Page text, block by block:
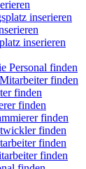
inserieren
inserieren
Personal finden
finden
finden
finden
finden
finden
finden
finden